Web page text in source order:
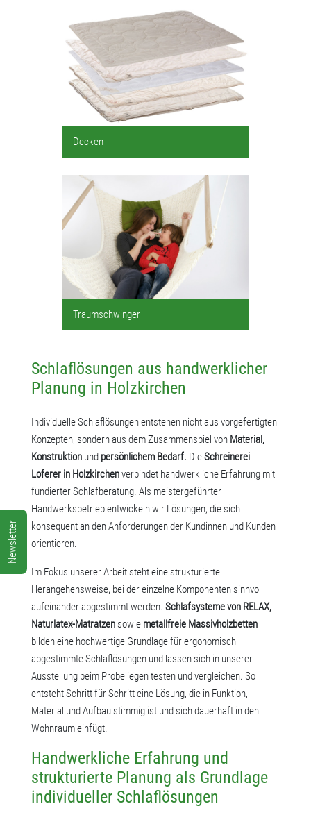
Decken
Traumschwinger
Schlaflösungen aus handwerklicher
Planung in Holzkirchen
Individuelle Schlaflösungen entstehen nicht aus vorgefertigten
Konzepten, sondern aus dem Zusammenspiel von Material,
Konstruktion undpersönlichem Bedarf. DieSchreinerei
Loferer in Holzkirchenverbindet handwerkliche Erfahrung mit
fundierter Schlafberatung. Als meistergeführter
Handwerksbetrieb entwickeln wir Lösungen, die sich
konsequent an den Anforderungen der Kundinnen und Kunden
orientieren.
Im Fokus unserer Arbeit steht eine strukturierte
Herangehensweise, bei der einzelne Komponenten sinnvoll
aufeinander abgestimmt werden. Schlafsysteme von RELAX,
Naturlatex-Matratzen sowiemetallfreie Massivholzbetten
bilden eine hochwertige Grundlage für ergonomisch
abgestimmte Schlaflösungen und lassen sich in unserer
Ausstellung beim Probeliegen testen und vergleichen. So
entsteht Schritt für Schritt eine Lösung, die in Funktion,
Material und Aufbau stimmig ist und sich dauerhaft in den
Wohnraum einfügt.
Handwerkliche Erfahrung und
strukturierte Planung als Grundlage
individueller Schlaflösungen
Newsletter